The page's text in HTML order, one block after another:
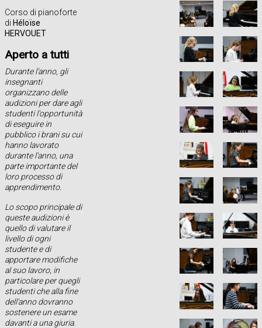
Corso di pianoforte
di Héloïse
HERVOUET
Aperto a tutti
Durante l'anno, gli
insegnanti
organizzano delle
audizioni per dare agli
studenti l'opportunità
di eseguire in
pubblico i brani su cui
hanno lavorato
durante l'anno, una
parte importante del
loro processo di
apprendimento.
Lo scopo principale di
queste audizioni è
quello di valutare il
livello di ogni
studente e di
apportare modifiche
al suo lavoro, in
particolare per quegli
studenti che alla fine
dell'anno dovranno
sostenere un esame
davanti a una giuria.